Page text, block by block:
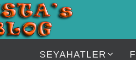
SEYAHATLER